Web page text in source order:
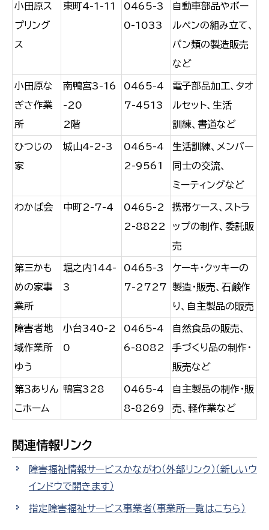
小田原ス
プリング
ス
東町4-1-11
0465-3
0-1033
自動車部品やボー
ルペンの組み立て、
パン類の製造販売
など
小田原な
ぎさ作業
所
南鴨宮3-16
-20
2階
0465-4
7-4513
電子部品加工、タオ
ルセット、生活
訓練、書道など
ひつじの
家
城山4-2-3
0465-4
2-9561
生活訓練、メンバー
同士の交流、
ミーティングなど
わかば会 中町2-7-4
0465-2
2-8822
携帯ケース、ストラ
ップの制作、委託販
売
第三かも
めの家事
業所
堀之内144-
3
0465-3
7-2727
ケーキ・クッキーの
製造・販売、石鹸作
り、自主製品の販売
障害者地
域作業所
ゆう
小台340-2
0
0465-4
6-8082
自然食品の販売、
手づくり品の制作・
販売など
第３ありん
こホーム
鴨宮328
0465-4
8-8269
自主製品の制作・販
売、軽作業など
関連情報リンク
障害福祉情報サービスかながわ（外部リンク） （新しいウ
インドウで開きます）
指定障害福祉サービス事業者（事業所一覧はこちら）